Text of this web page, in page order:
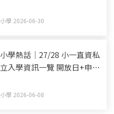
小學 2026-06-30
小學熱話｜27/28 小一直資私
立入學資訊一覽 開放日+申請
小學 2026-06-08